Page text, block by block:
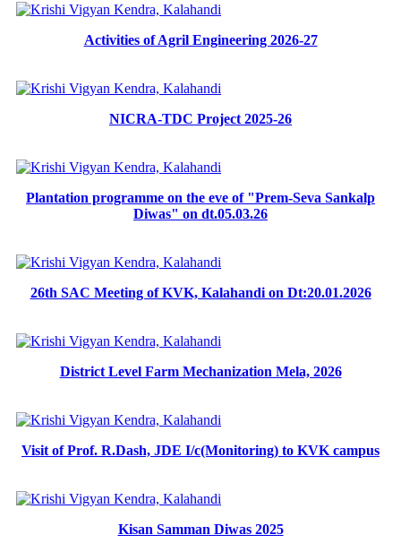
Activities of Agril Engineering 2026-27
NICRA-TDC Project 2025-26
Plantation programme on the eve of "Prem-Seva Sankalp
Diwas" on dt.05.03.26
26th SAC Meeting of KVK, Kalahandi on Dt:20.01.2026
District Level Farm Mechanization Mela, 2026
Visit of Prof. R.Dash, JDE I/c(Monitoring) to KVK campus
Kisan Samman Diwas 2025